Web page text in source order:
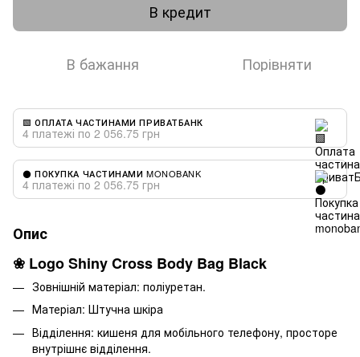
В кредит
В бажання Порівняти
🟩 ОПЛАТА ЧАСТИНАМИ ПРИВАТБАНК
4 платежі по 2 056.75 грн
⚫ ПОКУПКА ЧАСТИНАМИ MONOBANK
4 платежі по 2 056.75 грн
Опис
❀ Logo Shiny Cross Body Bag Black
Зовнішній матеріал: поліуретан.
Матеріал: Штучна шкіра
Відділення: кишеня для мобільного телефону, просторе
внутрішнє відділення.